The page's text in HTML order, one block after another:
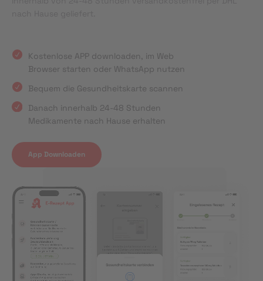
Kostenlose APP downloaden, im Web
Browser starten oder WhatsApp nutzen
Bequem die Gesundheitskarte scannen
Danach innerhalb 24-48 Stunden
Medikamente nach Hause erhalten
App Downloaden